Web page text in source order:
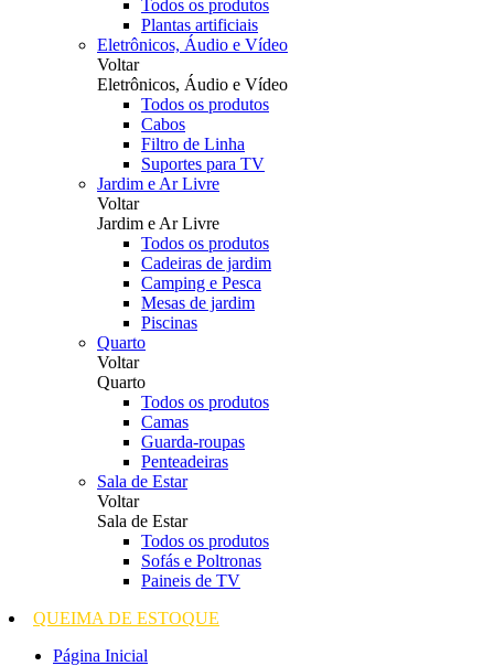
Todos os produtos
Plantas artificiais
Eletrônicos, Áudio e Vídeo
Voltar
Eletrônicos, Áudio e Vídeo
Todos os produtos
Cabos
Filtro de Linha
Suportes para TV
Jardim e Ar Livre
Voltar
Jardim e Ar Livre
Todos os produtos
Cadeiras de jardim
Camping e Pesca
Mesas de jardim
Piscinas
Quarto
Voltar
Quarto
Todos os produtos
Camas
Guarda-roupas
Penteadeiras
Sala de Estar
Voltar
Sala de Estar
Todos os produtos
Sofás e Poltronas
Paineis de TV
QUEIMA DE ESTOQUE
Página Inicial